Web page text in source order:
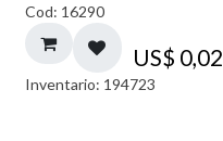
Cod: 16290
US$ 0,02
Inventario: 194723